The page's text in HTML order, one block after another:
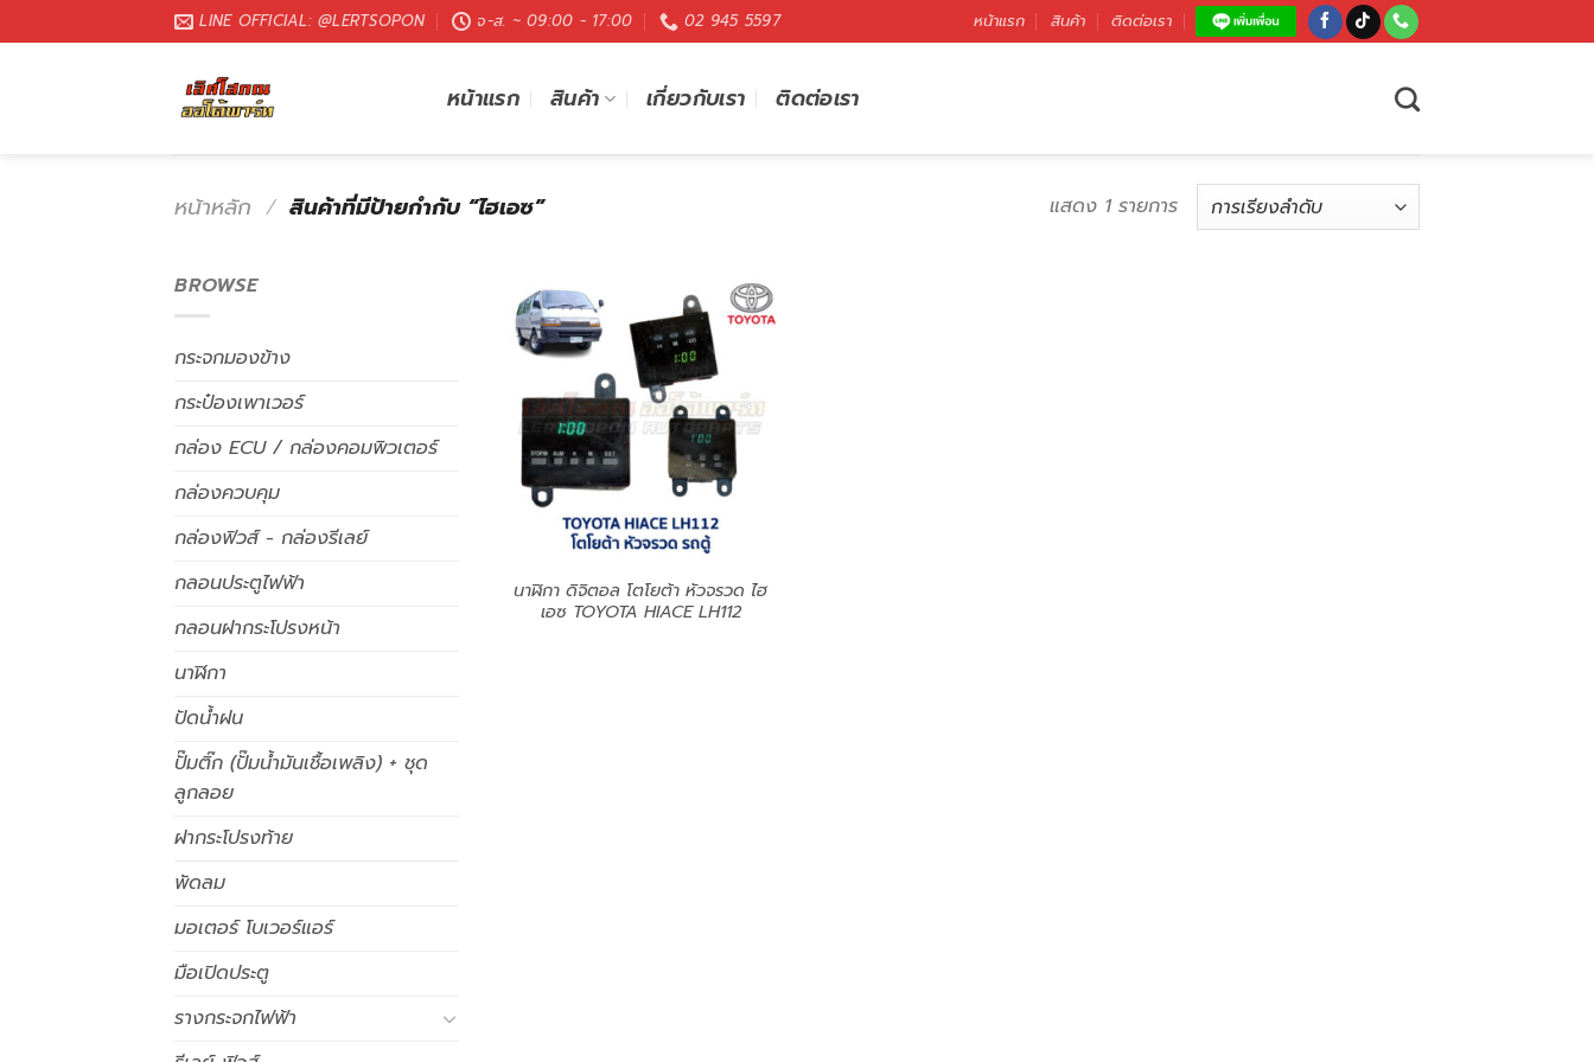
LINE OFFICIAL: @LERTSOPON จ-ส. ~ 09:00 - 17:00 02 945 5597 หน้าแรก สินค้า ติดต่อเรา
หน้าแรก สินค้า เกี่ยวกับเรา ติดต่อเรา
หน้าหลัก / สินค้าที่มีป้ายกำกับ “ไฮเอซ” แสดง 1 รายการ
BROWSE
กระจกมองข้าง
กระป๋องเพาเวอร์
กล่อง ECU / กล่องคอมพิวเตอร์
กล่องควบคุม
กล่องฟิวส์ - กล่องรีเลย์
กลอนประตูไฟฟ้า
กลอนฝากระโปรงหน้า
นาฬิกา
ปัดน้ำฝน
ปั๊มติ๊ก (ปั๊มน้ำมันเชื้อเพลิง) + ชุด
ลูกลอย
ฝากระโปรงท้าย
พัดลม
มอเตอร์ โบเวอร์แอร์
มือเปิดประตู
รางกระจกไฟฟ้า
นาฬิกา ดิจิตอล โตโยต้า หัวจรวด ไฮ
เอซ TOYOTA HIACE LH112